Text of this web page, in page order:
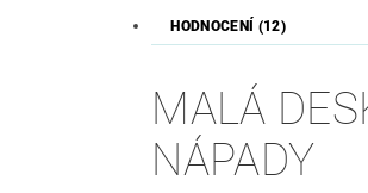
HODNOCENÍ (12)
MALÁ
NÁPADY